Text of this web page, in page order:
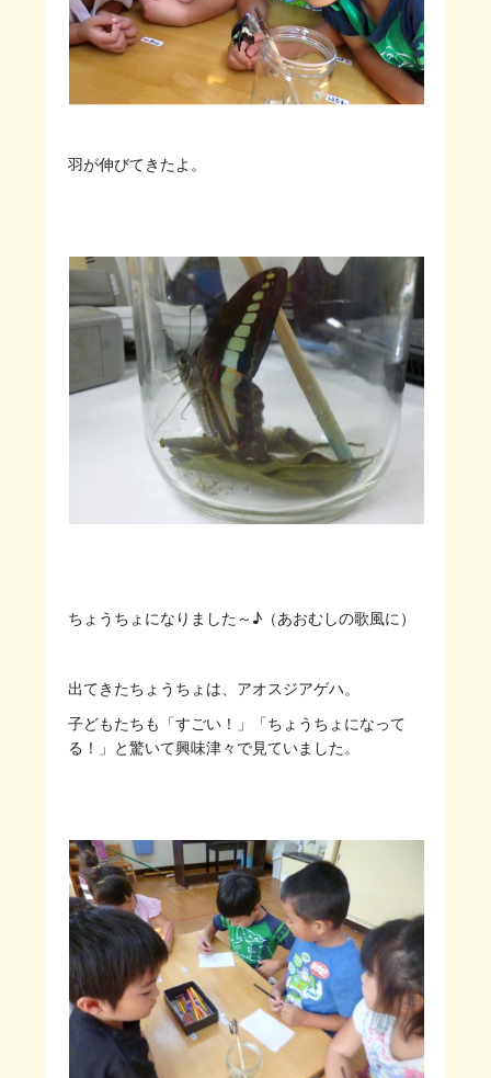
羽が伸びてきたよ。
ちょうちょになりました～♪（あおむしの歌風に）
出てきたちょうちょは、アオスジアゲハ。
子どもたちも「すごい！」「ちょうちょになって
る！」と驚いて興味津々で見ていました。